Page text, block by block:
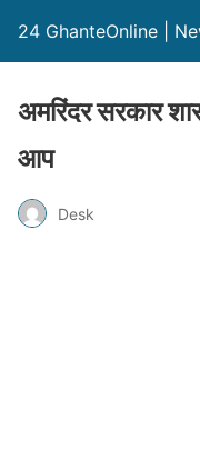
24 GhanteOnline |
अमरिंदर सरकार
आप
Desk